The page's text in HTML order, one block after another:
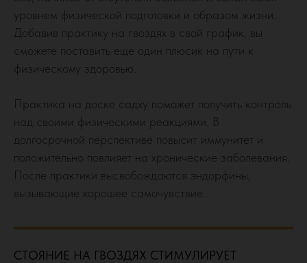
уровнем физической подготовки и образом жизни.
Добавив практику на гвоздях в свой график, вы
сможете поставить еще один плюсик на пути к
физическому здоровью.
Практика на доске садху поможет получить контроль
над своими физическими реакциями. В
долгосрочной перспективе повысит иммунитет и
положительно повлияет на хронические заболевания.
После практики высвобождаются эндорфины,
вызывающие хорошее самочувствие.
СТОЯНИЕ НА ГВОЗДЯХ СТИМУЛИРУЕТ